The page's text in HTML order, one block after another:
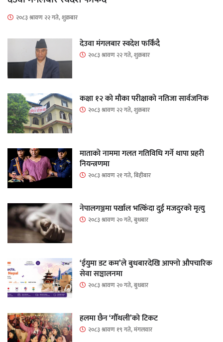
२०८३ श्रावण २२ गते, शुक्रबार
देउवा मंगलबार स्वदेश फर्किंदै
२०८३ श्रावण २२ गते, शुक्रबार
कक्षा १२ को मौका परीक्षाको नतिजा सार्वजनिक
२०८३ श्रावण २२ गते, शुक्रबार
माताकाे नाममा गलत गतिविधि गर्ने थापा प्रहरी
नियन्त्रणमा
२०८३ श्रावण २१ गते, बिहीबार
नेपालगञ्जमा पर्खाल भत्किँदा दुई मजदुरको मृत्यु
२०८३ श्रावण २० गते, बुधबार
‘ईयुमा डट कम’ले बुधबारदेखि आफ्नो औपचारिक
सेवा सञ्चालनमा
२०८३ श्रावण २० गते, बुधबार
हलमा छैन ‘गौँथली’को टिकट
२०८३ श्रावण १९ गते, मंगलवार